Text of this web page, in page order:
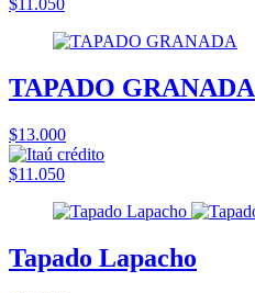
$11.050
TAPADO GRANADA
$13.000
$11.050
Tapado Lapacho